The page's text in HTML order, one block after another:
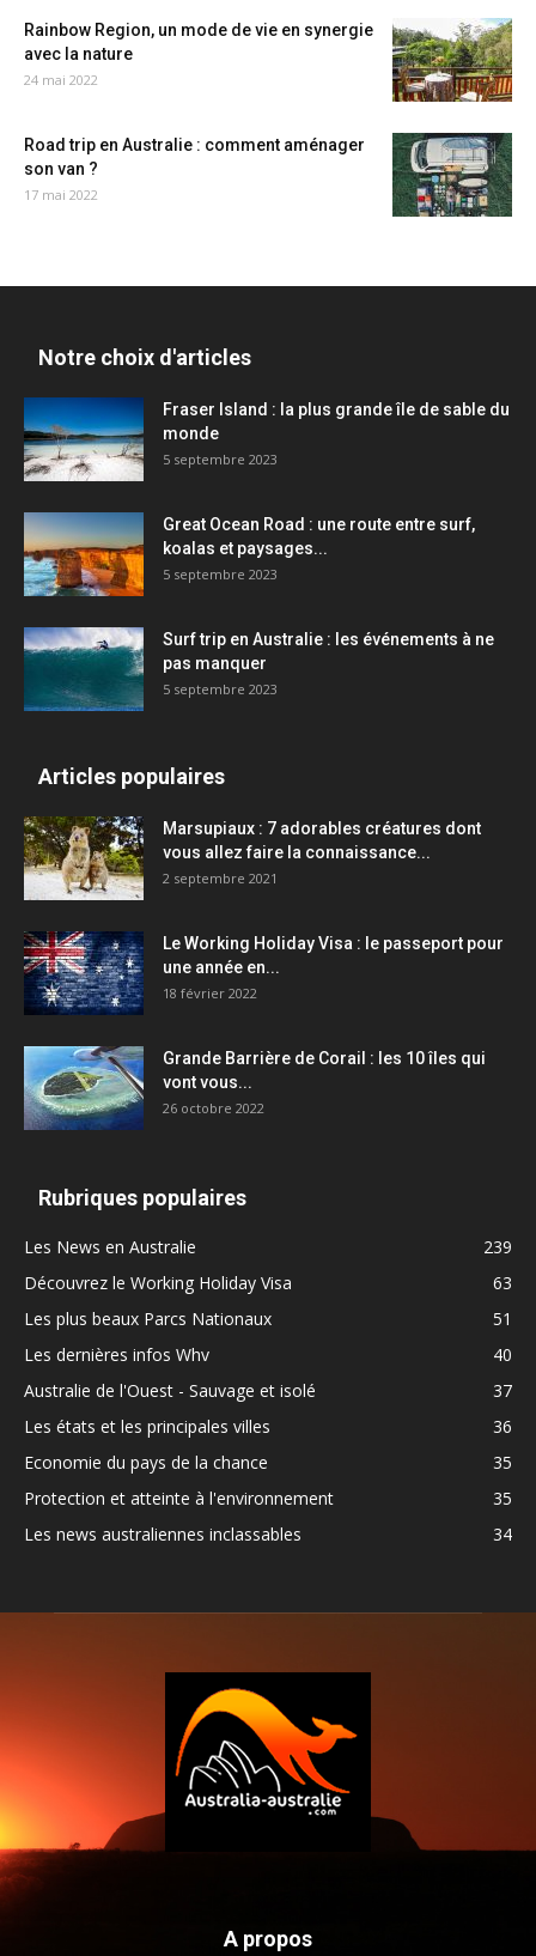
Rainbow Region, un mode de vie en synergie
avec la nature
24 mai 2022
Road trip en Australie : comment aménager
son van ?
17 mai 2022
Notre choix d'articles
Fraser Island : la plus grande île de sable du
monde
5 septembre 2023
Great Ocean Road : une route entre surf,
koalas et paysages...
5 septembre 2023
Surf trip en Australie : les événements à ne
pas manquer
5 septembre 2023
Articles populaires
Marsupiaux : 7 adorables créatures dont
vous allez faire la connaissance...
2 septembre 2021
Le Working Holiday Visa : le passeport pour
une année en...
18 février 2022
Grande Barrière de Corail : les 10 îles qui
vont vous...
26 octobre 2022
Rubriques populaires
Les News en Australie
239
Découvrez le Working Holiday Visa
63
Les plus beaux Parcs Nationaux
51
Les dernières infos Whv
40
Australie de l'Ouest - Sauvage et isolé
37
Les états et les principales villes
36
Economie du pays de la chance
35
Protection et atteinte à l'environnement
35
Les news australiennes inclassables
34
A propos